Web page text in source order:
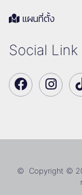
แผนที่ตั้ง
Social Link
© Copyright ©